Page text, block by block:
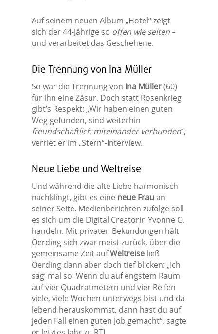
Auf seinem neuen Album „Hotel“ zeigt
sich der 44-Jährige so offen wie selten–
und verarbeitet das Geschehene.
Die Trennung von Ina Müller
So war die Trennung von Ina Müller(60)
für ihn eine Zäsur. Doch statt Rosenkrieg
gibt’s Respekt: „Wir haben einen guten
Weg gefunden, sind weiterhin
freundschaftlich miteinander verbunden“,
verriet er im „Stern“-Interview.
Neue Liebe und Weltreise
Und während die alte Liebe harmonisch
nachklingt, gibt es eine neue Frau an
seiner Seite. Medienberichten zufolge soll
es sich um die Digital Creatorin Yvonne G.
handeln. Mit privaten Bekundungen hält
Oerding sich zwar meist zurück, über die
gemeinsame Zeit aufWeltreiseließ
Oerding dann aber doch tief blicken: „Ich
sag’ mal so: Wenn du auf engstem Raum
auf vier Quadratmetern und vier Reifen
viele, viele Wochen unterwegs bist und da
lebend herauskommst, dann hast du auf
jeden Fall einen guten Job gemacht“, sagte